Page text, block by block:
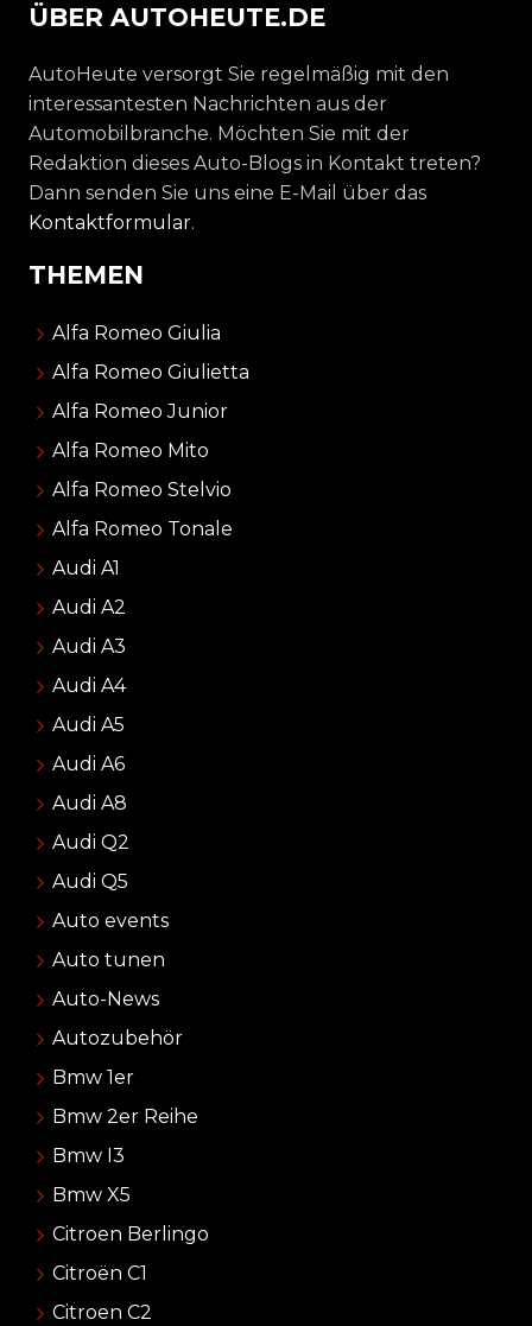
ÜBER AUTOHEUTE.DE
AutoHeute versorgt Sie regelmäßig mit den
interessantesten Nachrichten aus der
Automobilbranche. Möchten Sie mit der
Redaktion dieses Auto-Blogs in Kontakt treten?
Dann senden Sie uns eine E-Mail über das
Kontaktformular.
THEMEN
Alfa Romeo Giulia
Alfa Romeo Giulietta
Alfa Romeo Junior
Alfa Romeo Mito
Alfa Romeo Stelvio
Alfa Romeo Tonale
Audi A1
Audi A2
Audi A3
Audi A4
Audi A5
Audi A6
Audi A8
Audi Q2
Audi Q5
Auto events
Auto tunen
Auto-News
Autozubehör
Bmw 1er
Bmw 2er Reihe
Bmw I3
Bmw X5
Citroen Berlingo
Citroën C1
Citroen C2